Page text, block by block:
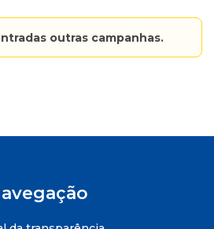
outras campanhas.